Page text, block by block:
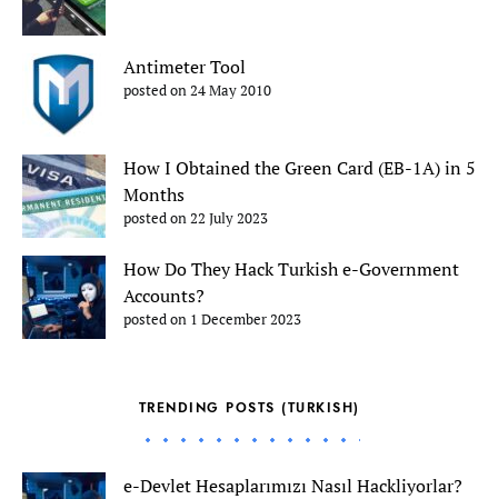
Antimeter Tool
posted on 24 May 2010
How I Obtained the Green Card (EB-1A) in 5
Months
posted on 22 July 2023
How Do They Hack Turkish e-Government
Accounts?
posted on 1 December 2023
TRENDING POSTS (TURKISH)
e-Devlet Hesaplarımızı Nasıl Hackliyorlar?